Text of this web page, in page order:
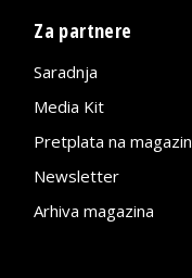
Za partnere
Saradnja
Media Kit
Pretplata na magazin
Newsletter
Arhiva magazina